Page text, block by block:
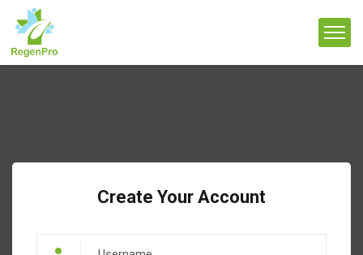
Create Your Account